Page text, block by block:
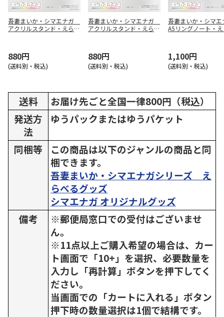
吾妻まいか・シマエナガ
アクリルスタンド・えらべ
880円
(送料別・税込)
吾妻まいか・シマエナガ
アクリルスタンド・えらべ
880円
(送料別・税込)
吾妻まいか・シマ
A5リングノート・
1,100円
(送料別・税込)
送料
お届け先ごと全国一律800円（税込）
発送方
法
ゆうパックまたはゆうパケット
同梱等
この商品は以下のジャンルの商品と同
梱できます。
吾妻まいか・シマエナガシリーズ え
らべるグッズ
シマエナガ オリジナルグッズ
備考
※郵便局窓口での受付はございませ
ん。
※11点以上ご購入希望の場合は、カー
ト画面で「10+」を選択、必要数量を
入力し「再計算」ボタンを押下してく
ださい。
当画面での「カートに入れる」ボタン
押下時の数量選択は1個で結構です。